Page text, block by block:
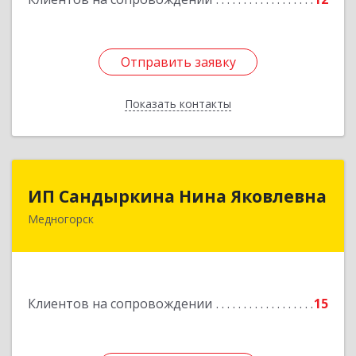
Отправить заявку
Показать контакты
Отправить заявку
Назад
ИП Сандыркина Нина Яковлевна
Медногорск
Клиентов на сопровождении 15
462270, Оренбургская обл, Медногорск г,